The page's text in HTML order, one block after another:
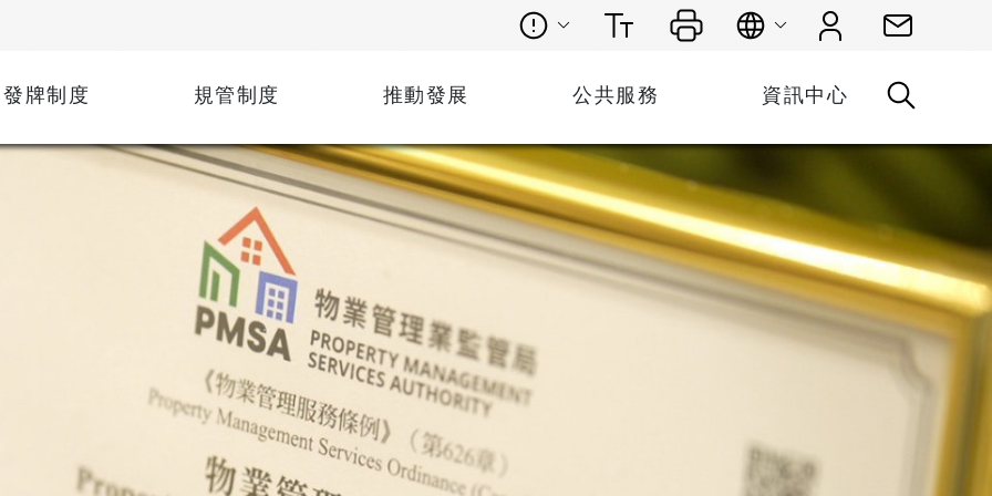
發牌制度 規管制度 推動發展 公共服務 資訊中心